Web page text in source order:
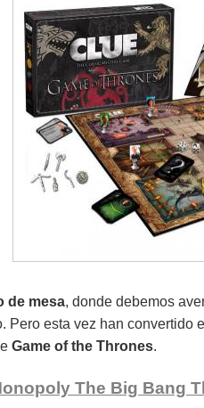
de mesa, donde debemos
Pero esta vez han convertido
Game of the Thrones.
The Big Bang